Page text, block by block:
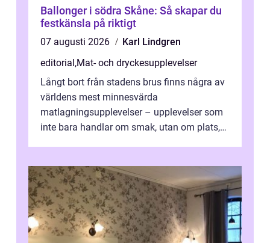
Ballonger i södra Skåne: Så skapar du
festkänsla på riktigt
07 augusti 2026
Karl Lindgren
editorial ,Mat- och dryckesupplevelser
Långt bort från stadens brus finns några av
världens mest minnesvärda
matlagningsupplevelser – upplevelser som
inte bara handlar om smak, utan om plats,